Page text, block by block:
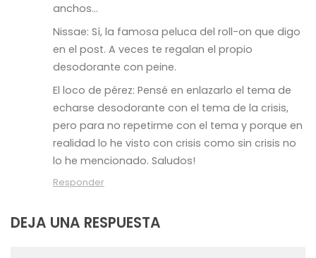
anchos…
Nissae: Sí, la famosa peluca del roll-on que digo
en el post. A veces te regalan el propio
desodorante con peine.
El loco de pérez: Pensé en enlazarlo el tema de
echarse desodorante con el tema de la crisis,
pero para no repetirme con el tema y porque en
realidad lo he visto con crisis como sin crisis no
lo he mencionado. Saludos!
Responder
DEJA UNA RESPUESTA